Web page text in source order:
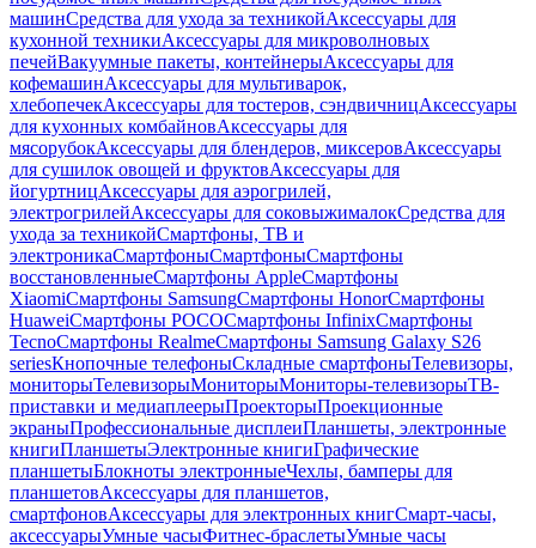
машинСредства для ухода за техникойАксессуары для
кухонной техникиАксессуары для микроволновых
печейВакуумные пакеты, контейнерыАксессуары для
кофемашинАксессуары для мультиварок,
хлебопечекАксессуары для тостеров, сэндвичницАксессуары
для кухонных комбайновАксессуары для
мясорубокАксессуары для блендеров, миксеровАксессуары
для сушилок овощей и фруктовАксессуары для
йогуртницАксессуары для аэрогрилей,
электрогрилейАксессуары для соковыжималокСредства для
ухода за техникойСмартфоны, ТВ и
электроникаСмартфоныСмартфоныСмартфоны
восстановленныеСмартфоны AppleСмартфоны
XiaomiСмартфоны SamsungСмартфоны HonorСмартфоны
HuaweiСмартфоны POCOСмартфоны InfinixСмартфоны
TecnoСмартфоны RealmeСмартфоны Samsung Galaxy S26
seriesКнопочные телефоныСкладные смартфоныТелевизоры,
мониторыТелевизорыМониторыМониторы-телевизорыТВ-
приставки и медиаплеерыПроекторыПроекционные
экраныПрофессиональные дисплеиПланшеты, электронные
книгиПланшетыЭлектронные книгиГрафические
планшетыБлокноты электронныеЧехлы, бамперы для
планшетовАксессуары для планшетов,
смартфоновАксессуары для электронных книгСмарт-часы,
аксессуарыУмные часыФитнес-браслетыУмные часы